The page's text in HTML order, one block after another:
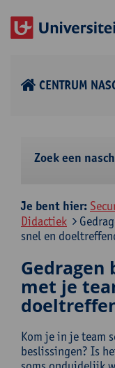
CENTRUM
Zoek een
Je bent hier:
Didactiek
snel en
Gedragen
met je
Kom je in je team
beslissingen? Is